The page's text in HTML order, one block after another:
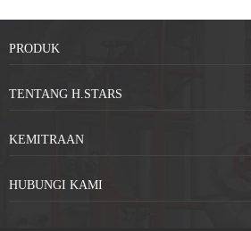
PRODUK
TENTANG H.STARS
KEMITRAAN
HUBUNGI KAMI